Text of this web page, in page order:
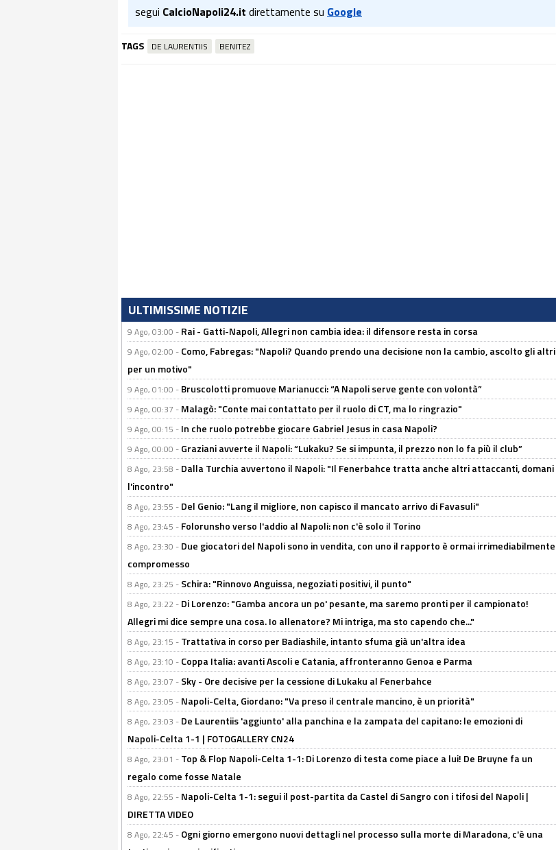
segui CalcioNapoli24.it direttamente su Google
TAGS DE LAURENTIIS BENITEZ
ULTIMISSIME NOTIZIE
9 Ago, 03:00 - Rai - Gatti-Napoli, Allegri non cambia idea: il difensore resta in corsa
9 Ago, 02:00 - Como, Fabregas: "Napoli? Quando prendo una decisione non la cambio, ascolto gli altri
per un motivo"
9 Ago, 01:00 - Bruscolotti promuove Marianucci: “A Napoli serve gente con volontà”
9 Ago, 00:37 - Malagò: "Conte mai contattato per il ruolo di CT, ma lo ringrazio"
9 Ago, 00:15 - In che ruolo potrebbe giocare Gabriel Jesus in casa Napoli?
9 Ago, 00:00 - Graziani avverte il Napoli: “Lukaku? Se si impunta, il prezzo non lo fa più il club”
8 Ago, 23:58 - Dalla Turchia avvertono il Napoli: "Il Fenerbahce tratta anche altri attaccanti, domani
l'incontro"
8 Ago, 23:55 - Del Genio: "Lang il migliore, non capisco il mancato arrivo di Favasuli"
8 Ago, 23:45 - Folorunsho verso l'addio al Napoli: non c'è solo il Torino
8 Ago, 23:30 - Due giocatori del Napoli sono in vendita, con uno il rapporto è ormai irrimediabilmente
compromesso
8 Ago, 23:25 - Schira: "Rinnovo Anguissa, negoziati positivi, il punto"
8 Ago, 23:22 - Di Lorenzo: "Gamba ancora un po' pesante, ma saremo pronti per il campionato!
Allegri mi dice sempre una cosa. Io allenatore? Mi intriga, ma sto capendo che..."
8 Ago, 23:15 - Trattativa in corso per Badiashile, intanto sfuma già un'altra idea
8 Ago, 23:10 - Coppa Italia: avanti Ascoli e Catania, affronteranno Genoa e Parma
8 Ago, 23:07 - Sky - Ore decisive per la cessione di Lukaku al Fenerbahce
8 Ago, 23:05 - Napoli-Celta, Giordano: "Va preso il centrale mancino, è un priorità"
8 Ago, 23:03 - De Laurentiis 'aggiunto' alla panchina e la zampata del capitano: le emozioni di
Napoli-Celta 1-1 | FOTOGALLERY CN24
8 Ago, 23:01 - Top & Flop Napoli-Celta 1-1: Di Lorenzo di testa come piace a lui! De Bruyne fa un
regalo come fosse Natale
8 Ago, 22:55 - Napoli-Celta 1-1: segui il post-partita da Castel di Sangro con i tifosi del Napoli |
DIRETTA VIDEO
8 Ago, 22:45 - Ogni giorno emergono nuovi dettagli nel processo sulla morte di Maradona, c'è una